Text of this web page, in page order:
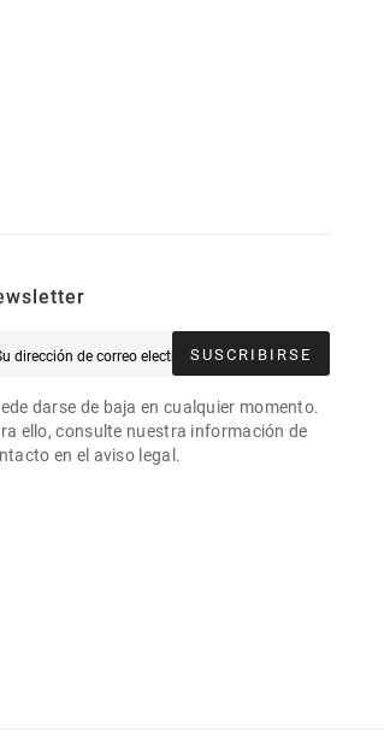
SUSCRIBIRSE
darse de baja en cualquier momento.
ello, consulte nuestra información de
en el aviso legal.